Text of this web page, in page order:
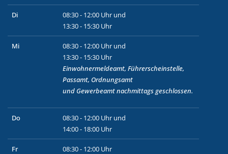
Di
08:30 - 12:00 Uhr und
13:30 - 15:30 Uhr
Mi
08:30 - 12:00 Uhr und
13:30 - 15:30 Uhr
Einwohnermeldeamt, Führerscheinstelle,
Passamt, Ordnungsamt
und Gewerbeamtnachmittags geschlossen.
Do
08:30 - 12:00 Uhr und
14:00 - 18:00 Uhr
Fr 08:30 - 12:00 Uhr